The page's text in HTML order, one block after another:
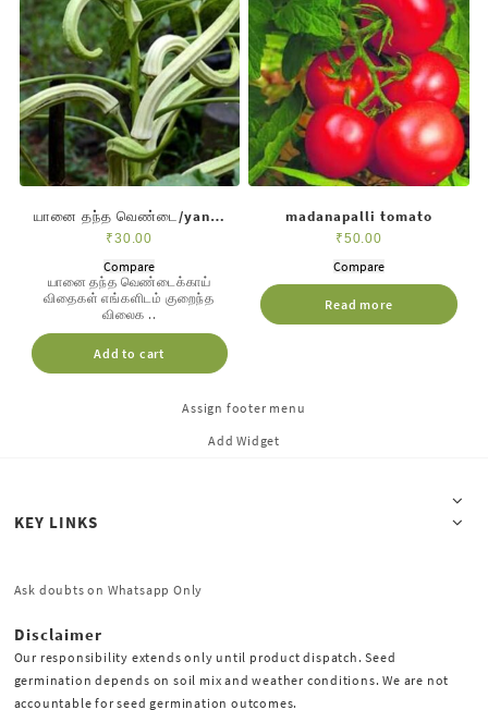
யானை தந்த வெண்டை/yanai
thantha vendai
₹30.00
யானை தந்த வெண்டைக்காய்
விதைகள் எங்களிடம் குறைந்த
விலைக ..
Add to cart
Compare
madanapalli tomato
₹50.00
Read more
Compare
Assign footer menu
Add Widget
KEY LINKS
Ask doubts on Whatsapp Only
Disclaimer
Our responsibility extends only until product dispatch. Seed
germination depends on soil mix and weather conditions. We are not
accountable for seed germination outcomes.